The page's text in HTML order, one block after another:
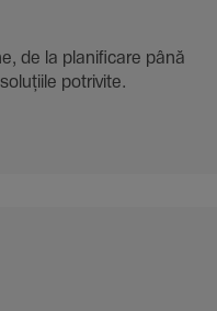
de la plani­fi­care până
potri­vite.